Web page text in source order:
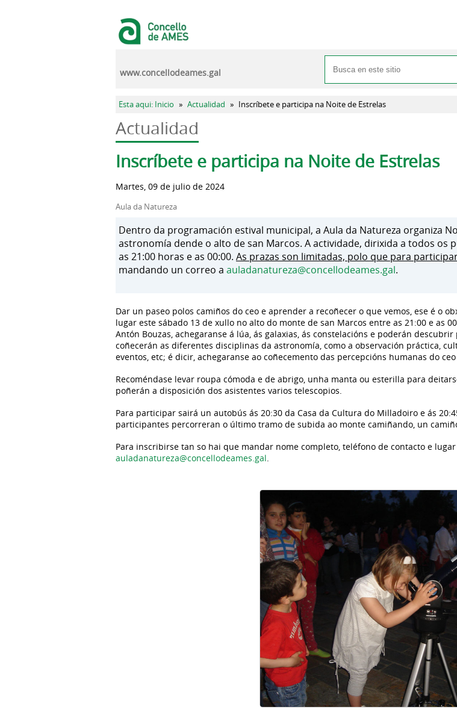
Formulario de
Buscar
www.concellodeames.gal
Se encuentra usted aquí
Esta aqui: Inicio » Actualidad » Inscríbete e participa na Noite de Estrelas
Actualidad
Solapas principales
Inscríbete e participa na Noite de Estrelas
Martes, 09 de julio de 2024
Aula da Natureza
Dentro da programación estival municipal, a Aula da Natureza organiza
astronomía dende o alto de san Marcos. A actividade, dirixida a todos os
as 21:00 horas e as 00:00. As prazas son limitadas, polo que para
mandando un correo a auladanatureza@concellodeames.gal.
Dar un paseo polos camiños do ceo e aprender a recoñecer o que vemos, ese é o
lugar este sábado 13 de xullo no alto do monte de san Marcos entre as 21:00 e as
Antón Bouzas, achegaranse á lúa, ás galaxias, ás constelacións e poderán
coñecerán as diferentes disciplinas da astronomía, como a observación práctica,
eventos, etc; é dicir, achegaranse ao coñecemento das percepcións humanas do
Recoméndase levar roupa cómoda e de abrigo, unha manta ou esterilla para
poñerán a disposición dos asistentes varios telescopios.
Para participar sairá un autobús ás 20:30 da Casa da Cultura do Milladoiro e ás
participantes percorreran o último tramo de subida ao monte camiñando, un
Para inscribirse tan so hai que mandar nome completo, teléfono de contacto e
auladanatureza@concellodeames.gal.